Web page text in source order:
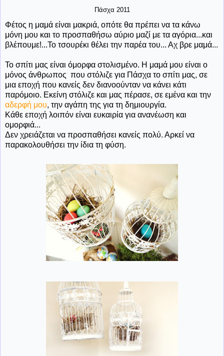
Πάσχα 2011
Φέτος η μαμά είναι μακριά, οπότε θα πρέπει να τα κάνω
μόνη μου και το προσπαθήσω αύριο μαζί με τα αγόρια...και
βλέπουμε!...Το τσουρέκι θέλει την παρέα του... Αχ βρε μαμά...
Το σπίτι μας είναι όμορφα στολισμένο. Η μαμά μου είναι ο
μόνος άνθρωπος που στόλιζε για Πάσχα το σπίτι μας, σε
μια εποχή που κανείς δεν διανοούνταν να κάνει κάτι
παρόμοιο. Εκείνη στόλιζε και μας πέρασε, σε εμένα και την
αδερφή μου, την αγάπη της για τη δημιουργία.
Κάθε εποχή λοιπόν είναι ευκαιρία για ανανέωση και
ομορφιά...
Δεν χρειάζεται να προσπαθήσει κανείς πολύ. Αρκεί να
παρακολουθήσει την ίδια τη φύση.